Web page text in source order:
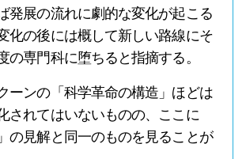
発展の流れに劇的な変化が起こる
化の後には概して新しい路線にそ
の専門科に堕ちると指摘する。
ーンの「科学革命の構造」ほどは
されてはいないものの、ここに
の見解と同一のものを見ることが